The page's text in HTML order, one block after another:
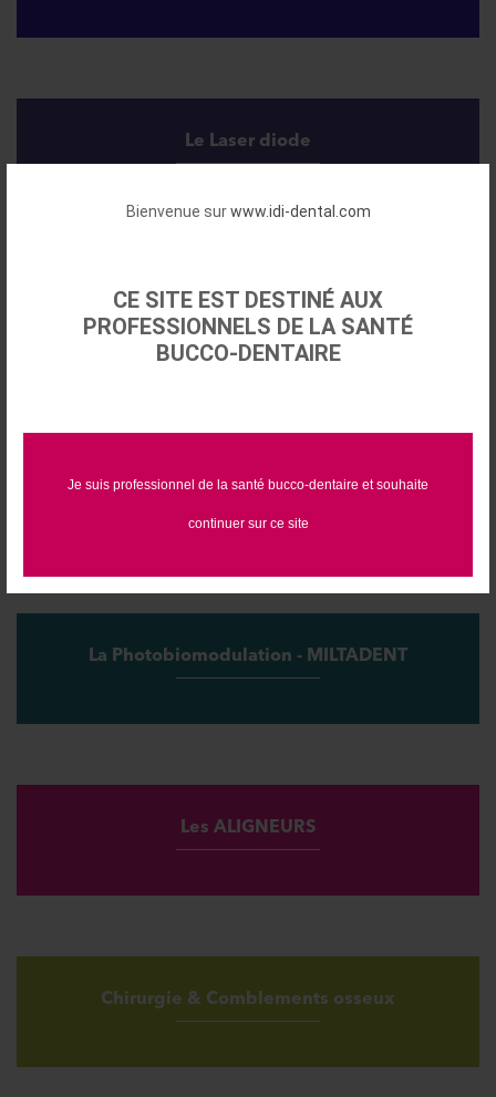
Bienvenue surwww.idi-dental.com
CE SITE EST DESTINÉ AUX
PROFESSIONNELS DE LA SANTÉ
BUCCO-DENTAIRE
Je suis professionnel de la santé bucco-dentaire et souhaite
continuer sur ce site
Le Laser diode
Moteurs d'implantologie
RAYPLICKER - Prise de teinte 3.0
La Photobiomodulation - MILTADENT
Les ALIGNEURS
Chirurgie & Comblements osseux